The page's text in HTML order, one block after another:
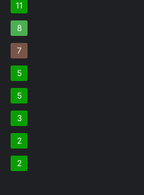
11
8
7
5
5
3
2
2